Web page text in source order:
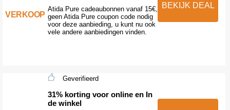
VERKOOP
Atida Pure cadeaubonnen vanaf 15€,
geen Atida Pure coupon code nodig
voor deze aanbieding, u kunt nu ook
vele andere aanbiedingen vinden.
BEKIJK DEAL
Geverifieerd
31% korting voor online en In
de winkel